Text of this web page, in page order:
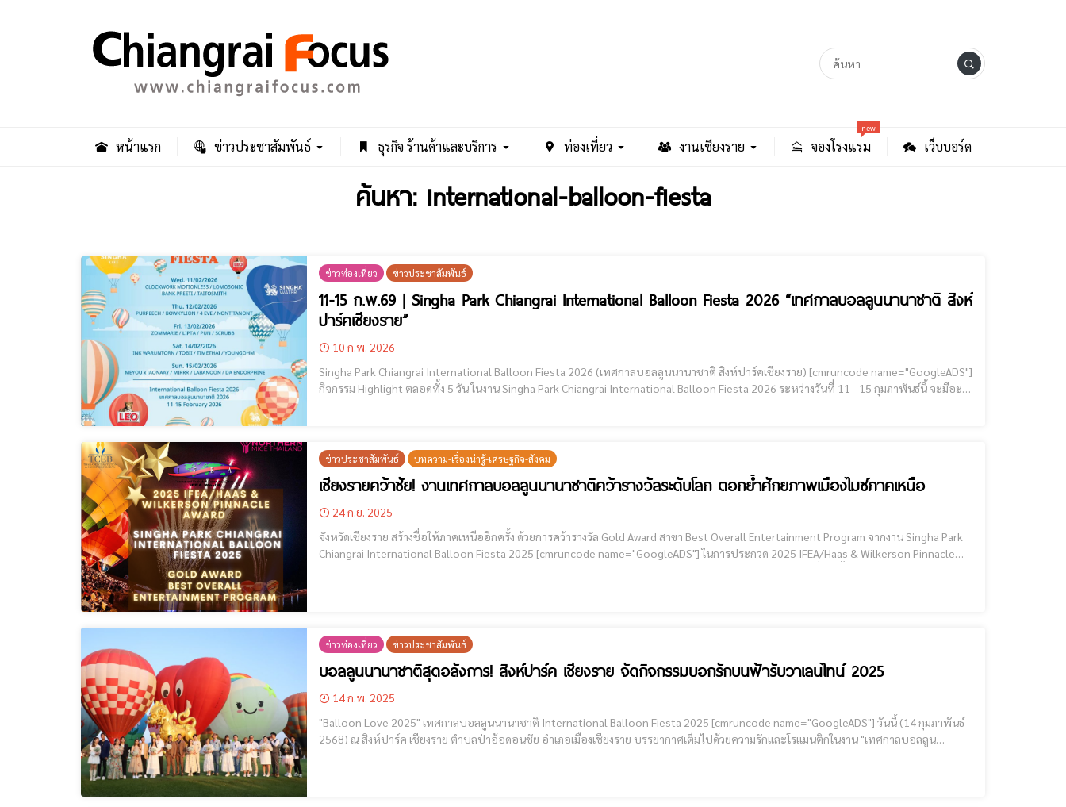
หน้าแรก ข่าวประชาสัมพันธ์ ธุรกิจ ร้านค้าและบริการ ท่องเที่ยว งานเชียงราย จองโรงแรม
new
เว็บบอร์ด
ค้นหา: international-balloon-fiesta
ข่าวท่องเที่ยว ข่าวประชาสัมพันธ์
11-15 ก.พ.69 | Singha Park Chiangrai International Balloon Fiesta 2026 “เทศกาลบอลลูนนานาชาติ สิงห์
ปาร์คเชียงราย”
10 ก.พ. 2026
Singha Park Chiangrai International Balloon Fiesta 2026 (เทศกาลบอลลูนนานาชาติ สิงห์ปาร์คเชียงราย) [cmruncode name="GoogleADS"]
กิจกรรม Highlight ตลอดทั้ง 5 วัน ในงาน Singha Park Chiangrai International Balloon Fiesta 2026 ระหว่างวันที่ 11 - 15 กุมภาพันธ์นี้ จะมีอะไร
ข่าวประชาสัมพันธ์ บทความ-เรื่องน่ารู้-เศรษฐกิจ-สังคม
เชียงรายคว้าชัย! งานเทศกาลบอลลูนนานาชาติคว้ารางวัลระดับโลก ตอกย้ำศักยภาพเมืองไมซ์ภาคเหนือ
24 ก.ย. 2025
จังหวัดเชียงราย สร้างชื่อให้ภาคเหนืออีกครั้ง ด้วยการคว้ารางวัล Gold Award สาขา Best Overall Entertainment Program จากงาน Singha Park
Chiangrai International Balloon Fiesta 2025 [cmruncode name="GoogleADS"] ในการประกวด 2025 IFEA/Haas & Wilkerson Pinnacle
ข่าวท่องเที่ยว ข่าวประชาสัมพันธ์
บอลลูนนานาชาติสุดอลังการ! สิงห์ปาร์ค เชียงราย จัดกิจกรรมบอกรักบนฟ้ารับวาเลนไทน์ 2025
14 ก.พ. 2025
"Balloon Love 2025" เทศกาลบอลลูนนานาชาติ International Balloon Fiesta 2025 [cmruncode name="GoogleADS"] วันนี้ (14 กุมภาพันธ์
2568) ณ สิงห์ปาร์ค เชียงราย ตำบลป่าอ้อดอนชัย อำเภอเมืองเชียงราย บรรยากาศเต็มไปด้วยความรักและโรแมนติกในงาน "เทศกาลบอลลูน